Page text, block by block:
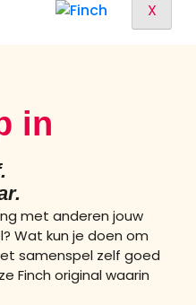
X
in
met anderen jouw
Wat kun je doen om
samenspel zelf goed
Finch original waarin